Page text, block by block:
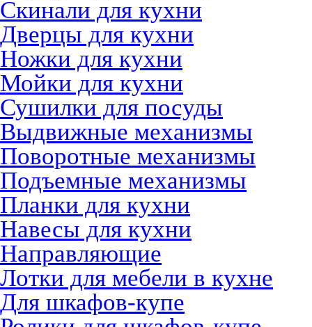
Скинали для кухни
Дверцы для кухни
Ножки для кухни
Мойки для кухни
Сушилки для посуды
Выдвижные механизмы
Поворотные механизмы
Подъемные механизмы
Планки для кухни
Навесы для кухни
Направляющие
Лотки для мебели в кухне
Для шкафов-купе